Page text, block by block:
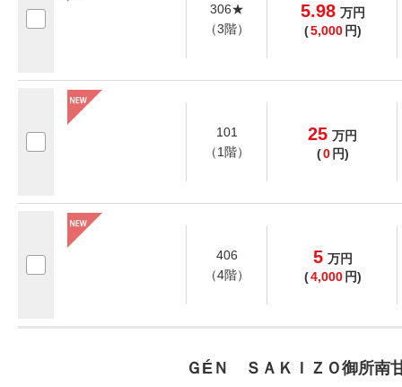
306★
（3階）
5.98 万円
(5,000 円)
101
（1階）
25 万円
(0 円)
406
（4階）
5 万円
(4,000 円)
ＧÉＮ ＳＡＫＩＺＯ御所南